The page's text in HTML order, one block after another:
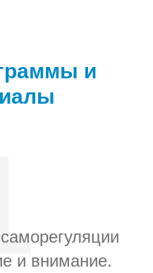
и
и внимание.